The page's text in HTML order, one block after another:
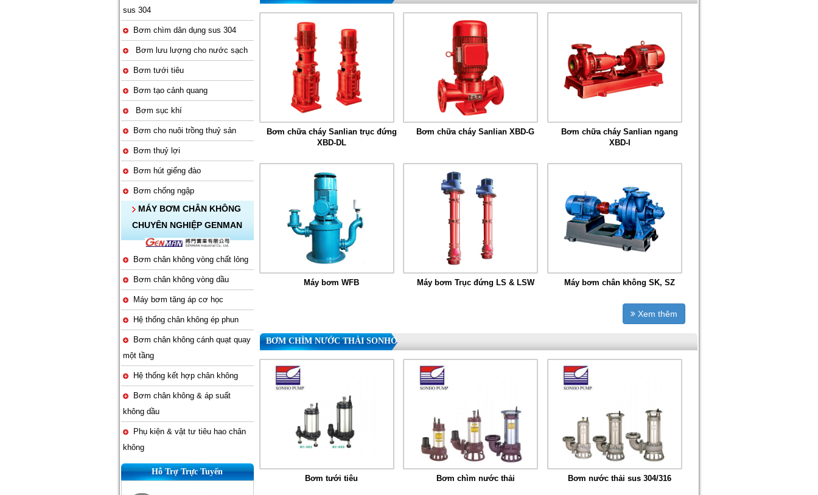
sus 304
Bơm chìm dân dụng sus 304
Bơm lưu lượng cho nước sạch
Bơm tưới tiêu
Bơm tạo cảnh quang
Bơm sục khí
Bơm cho nuôi trồng thuỷ sản
Bơm thuỷ lợi
Bơm hút giếng đào
Bơm chống ngập
MÁY BƠM CHÂN KHÔNG
CHUYÊN NGHIỆP GENMAN
Bơm chân không vòng chất lỏng
Bơm chân không vòng dầu
Máy bơm tăng áp cơ học
Hệ thống chân không ép phun
Bơm chân không cánh quạt quay
một tầng
Hệ thống kết hợp chân không
Bơm chân không & áp suất
không dầu
Phụ kiện & vật tư tiêu hao chân
không
Hỗ Trợ Trực Tuyến
Bơm chữa cháy Sanlian trục đứng
XBD-DL
Bơm chữa cháy Sanlian XBD-G
Bơm chữa cháy Sanlian ngang
XBD-I
Máy bơm WFB Máy bơm Trục đứng LS & LSW Máy bơm chân không SK, SZ
Xem thêm
BƠM CHÌM NƯỚC THẢI SONHO
Bơm tưới tiêu Bơm chìm nước thải Bơm nước thải sus 304/316